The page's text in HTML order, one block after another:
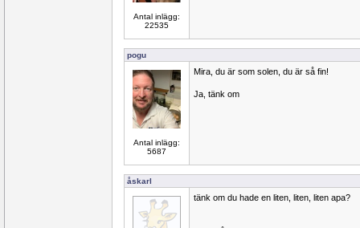
Antal inlägg:
22535
pogu
Antal inlägg:
5687
Mira, du är som solen, du är så fin!
Ja, tänk om
åskarl
tänk om du hade en liten, liten, liten apa?